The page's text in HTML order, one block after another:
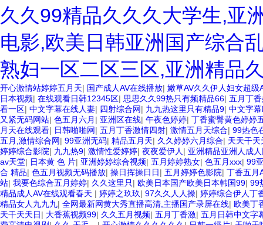
久久99精品久久久大学生,亚
电影,欧美日韩亚洲国产综合
熟妇一区二区三区,亚洲精品
开心激情站婷婷五月天| 国产成人AV在线播放| 嫩草AV久久伊人妇女超级
日本视频| 在线观看日韩12345区| 思思久久99热只有频精品66| 五月丁
看一区| 中文字幕在线人妻| 四射综合网| 九九热这里只有精品9| 中文字
又紧无码网站| 色五月六月 | 亚洲区在线| 午夜色婷婷| 丁香蜜臀黄色婷婷
月天在线观看| 日韩啪啪网| 五月丁香激情四射| 激情五月天综合| 99热色
五月,激情综合网| 99亚洲无码| 精品五月天| 久久婷婷六月综合| 天天干
婷婷综合影院| 九九热9| 激情性爱婷婷| 夜夜爱伊人 | 亚洲精品亚洲人成
av天堂| 日本黄 色 片| 亚洲婷婷综合视频| 五月婷婷熟女| 色五月xxx| 99
合 精品| 色五月视频无码播放| 操日挥操日日| 五月婷婷色影院| 丁香五月
站| 我要色综合五月婷婷| 久久这里只 | 欧美日本国产欧美日本韩国99| 99
精品成人AV在线观看春天 | 婷婷之玖玖| 97久久人人操| 婷婷综合伊人丁
精品女人九九九| 全网最新网黄大秀直播高清,主播国产录屏在线| 欧美丁
天干天天日| 大香蕉视频99| 久久五月视频| 五月丁香激| 五月日韩中文字